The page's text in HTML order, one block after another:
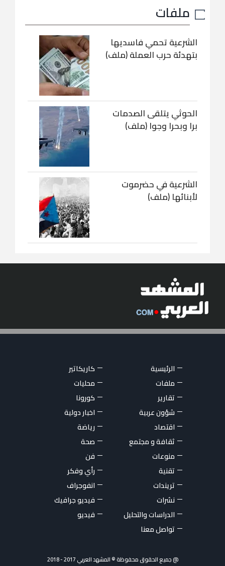
ملفات
الشرعية تحمي فاسديها
بتهدئة حرب العملة (ملف)
الحوثي يتلقى الصدمات
برا وبحرا وجوا (ملف)
الشرعية في حضرموت
لأبنائها (ملف)
الرئيسية
كاريكاتير
ملفات
محليات
تقارير
كورونا
شؤون عربية
اخبار دولية
اقتصاد
رياضة
ثقافة و مجتمع
صحة
منوعات
فن
تقنية
رأي وفكر
تريندات
انفوجراف
نشرات
فيديو جرافيك
الدراسات والتحليل
فيديو
تواصل معنا
@ جميع الحقوق محفوظة © المشهد العربي 2017 - 2018